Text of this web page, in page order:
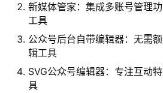
新媒体管家：集成多账号管理
工具
公众号后台自带编辑器：无需
辑工具
SVG公众号编辑器：专注互动
具